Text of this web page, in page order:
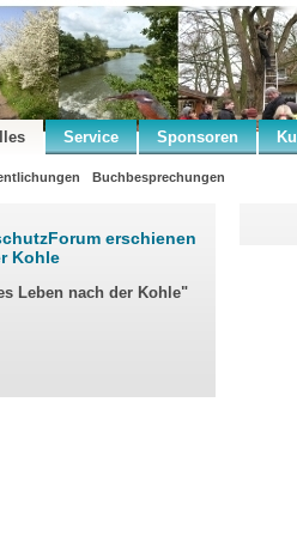
Service Sponsoren
Buchbesprechungen
erschienen
Kohle
Leben nach der Kohle"